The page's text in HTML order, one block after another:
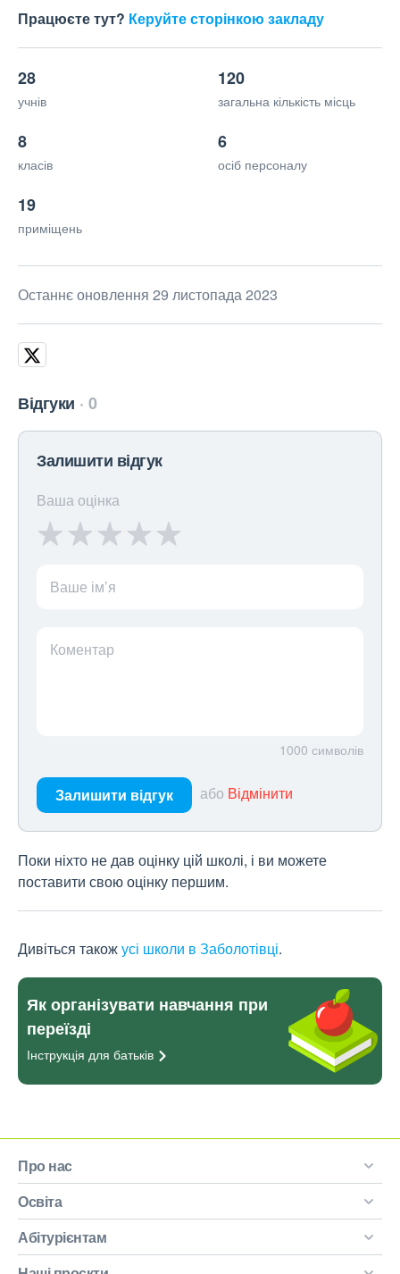
Працюєте тут? Керуйте сторінкою закладу
28
учнів
120
загальна кількість місць
8
класів
6
осіб персоналу
19
приміщень
Останнє оновлення 29 листопада 2023
Відгуки 0
Залишити відгук
Ваша оцінка
Ваше ім’я
Коментар
1000 символів
Залишити відгук або Відмінити
Поки ніхто не дав оцінку цій школі, і ви можете
поставити свою оцінку першим.
Дивіться такожусі школи в Заболотівці.
Як організувати навчання при
переїзді
Інструкція для батьків
Про нас
Освіта
Абітурієнтам